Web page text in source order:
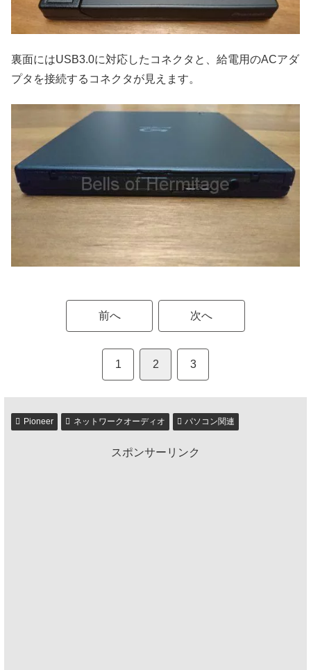
裏面にはUSB3.0に対応したコネクタと、給電用のACアダ
プタを接続するコネクタが見えます。
前へ 次へ
1 2 3
Pioneer ネットワークオーディオ パソコン関連
スポンサーリンク